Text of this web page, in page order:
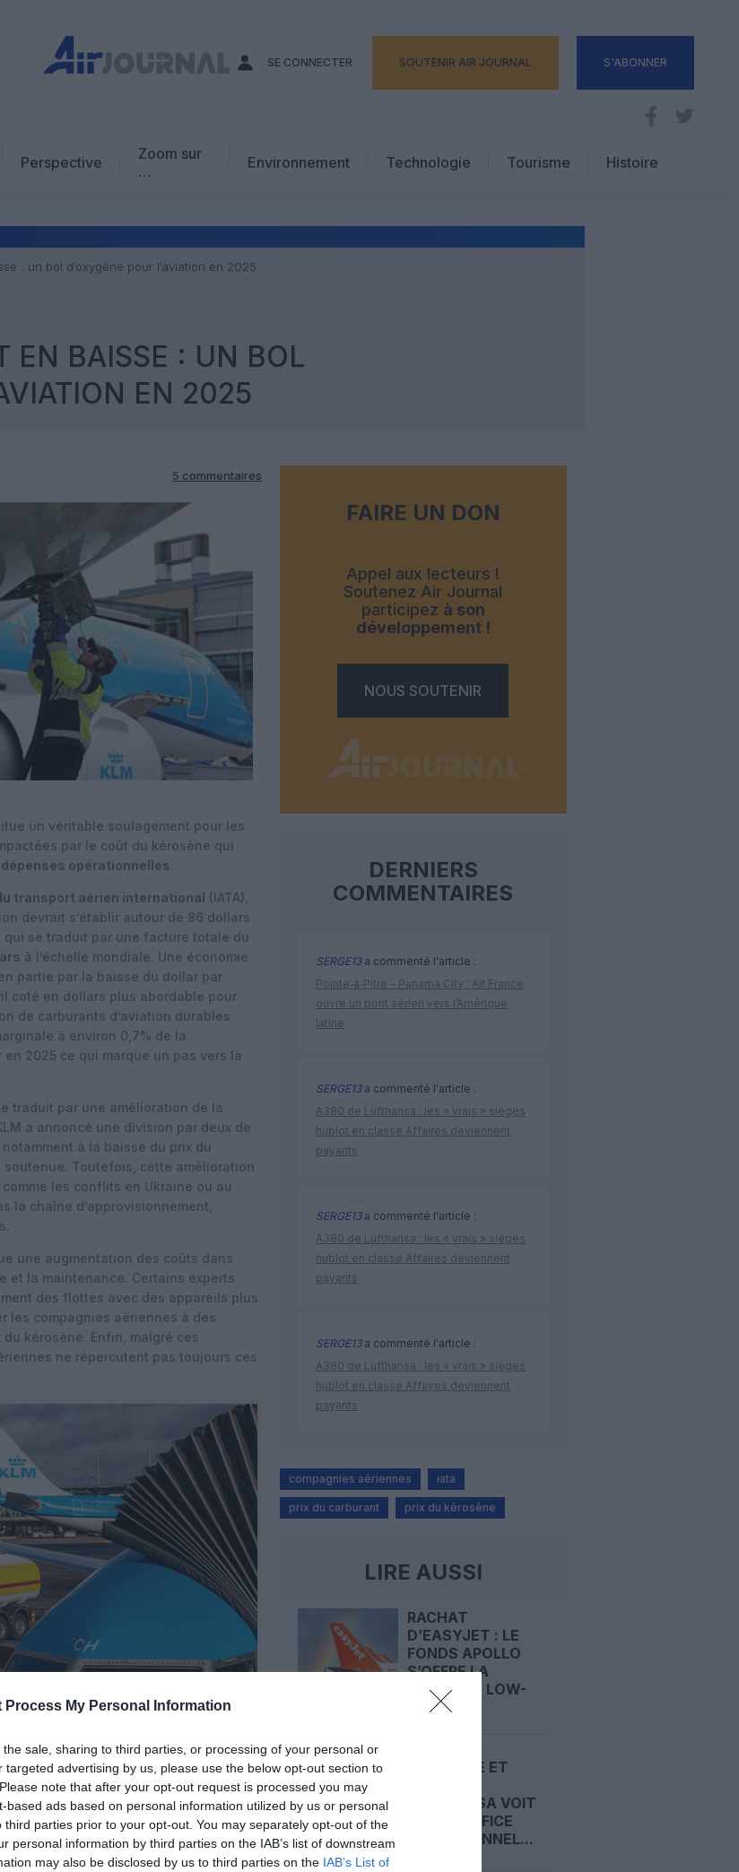
Process My Personal Information
sale, sharing to third parties, or processing of your personal or
targeted advertising by us, please use the below opt-out section to
note that after your opt-out request is processed you may
based ads based on personal information utilized by us or personal
third parties prior to your opt-out. You may separately opt-out of the
personal information by third parties on the IAB’s list of downstream
may also be disclosed by us to third parties on the IAB’s List of
SE CONNECTER SOUTENIR AIR JOURNAL S'ABONNER
Perspective
Zoom sur
…
Avis d’expert
Environnement Technologie
Tourisme
Hôtellerie
Histoire
: un bol d’oxygène pour l’aviation en 2025
EN BAISSE : UN BOL
EN 2025
5 commentaires
un véritable soulagement pour les
par le coût du kérosène qui
opérationnelles.
transport aérien international (IATA),
devrait s’établir autour de 86 dollars
se traduit par une facture totale du
à l’échelle mondiale. Une économie
partie par la baisse du dollar par
coté en dollars plus abordable pour
de carburants d’aviation durables
à environ 0,7% de la
2025 ce qui marque un pas vers la
traduit par une amélioration de la
a annoncé une division par deux de
à la baisse du prix du
Toutefois, cette amélioration
les conflits en Ukraine ou au
la chaîne d’approvisionnement,
une augmentation des coûts dans
et la maintenance. Certains experts
des flottes avec des appareils plus
les compagnies aériennes à des
kérosène. Enfin, malgré ces
ne répercutent pas toujours ces
FAIRE UN DON
Appel aux lecteurs !
Soutenez Air Journal
participez à son
développement !
NOUS SOUTENIR
DERNIERS
COMMENTAIRES
SERGE13a commenté l'article :
Pointe‑à‑Pitre – Panama City : Air France
ouvre un pont aérien vers l’Amérique
latine
SERGE13a commenté l'article :
A380 de Lufthansa : les « vrais » sièges
hublot en classe Affaires deviennent
payants
SERGE13a commenté l'article :
A380 de Lufthansa : les « vrais » sièges
hublot en classe Affaires deviennent
payants
SERGE13a commenté l'article :
A380 de Lufthansa : les « vrais » sièges
hublot en classe Affaires deviennent
payants
compagnies aériennes iata
prix du carburant prix du kérosène
LIRE AUSSI
RACHAT
D’EASYJET : LE
FONDS APOLLO
S’OFFRE LA
DEUXIÈME LOW-
COST...
KÉROSÈNE ET
LUFTHANSA VOIT
SON BÉNÉFICE
OPÉRATIONNEL...